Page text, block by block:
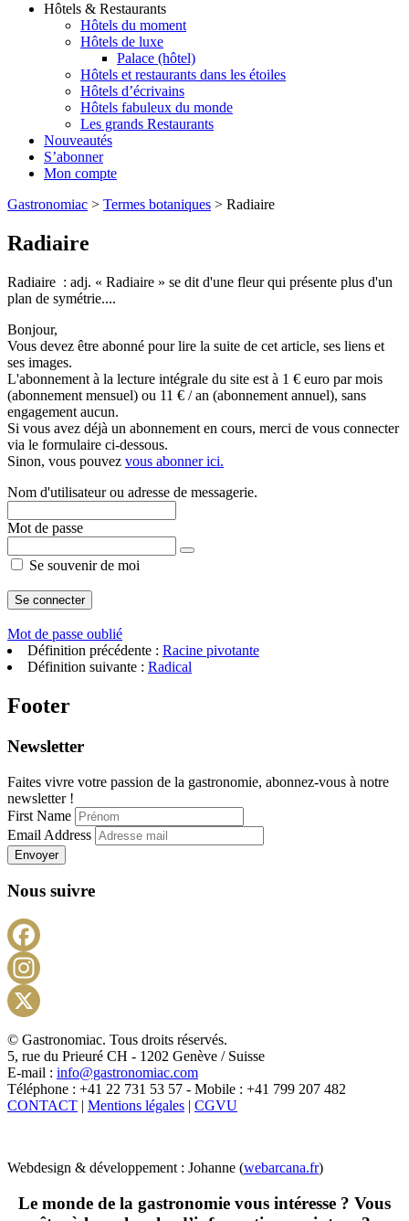
Hôtels & Restaurants
Hôtels du moment
Hôtels de luxe
Palace (hôtel)
Hôtels et restaurants dans les étoiles
Hôtels d’écrivains
Hôtels fabuleux du monde
Les grands Restaurants
Nouveautés
S’abonner
Mon compte
Gastronomiac > Termes botaniques > Radiaire
Radiaire
Radiaire : adj. « Radiaire » se dit d'une fleur qui présente plus d'un
plan de symétrie....
Bonjour,
Vous devez être abonné pour lire la suite de cet article, ses liens et
ses images.
L'abonnement à la lecture intégrale du site est à 1 € euro par mois
(abonnement mensuel) ou 11 € / an (abonnement annuel), sans
engagement aucun.
Si vous avez déjà un abonnement en cours, merci de vous connecter
via le formulaire ci-dessous.
Sinon, vous pouvez vous abonner ici.
Nom d'utilisateur ou adresse de messagerie.
Mot de passe
Se souvenir de moi
Mot de passe oublié
Définition précédente : Racine pivotante
Définition suivante : Radical
Footer
Newsletter
Faites vivre votre passion de la gastronomie, abonnez-vous à notre
newsletter !
First Name
Email Address
Envoyer
Nous suivre
X
© Gastronomiac. Tous droits réservés.
5, rue du Prieuré CH - 1202 Genève / Suisse
E-mail : info@gastronomiac.com
Téléphone : +41 22 731 53 57 - Mobile : +41 799 207 482
CONTACT | Mentions légales | CGVU
Webdesign & développement : Johanne (webarcana.fr)
Le monde de la gastronomie vous intéresse ? Vous